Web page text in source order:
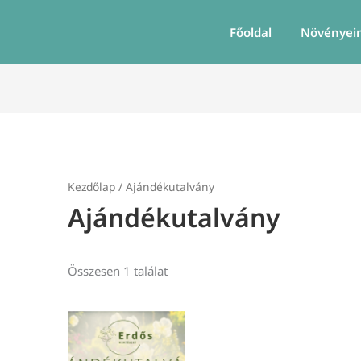
Főoldal
Kezdőlap / Ajándékutalvány
Ajándékutalvány
Összesen 1 találat
Ártartomány:
5000 Ft
50000 Ft
Ennek
a